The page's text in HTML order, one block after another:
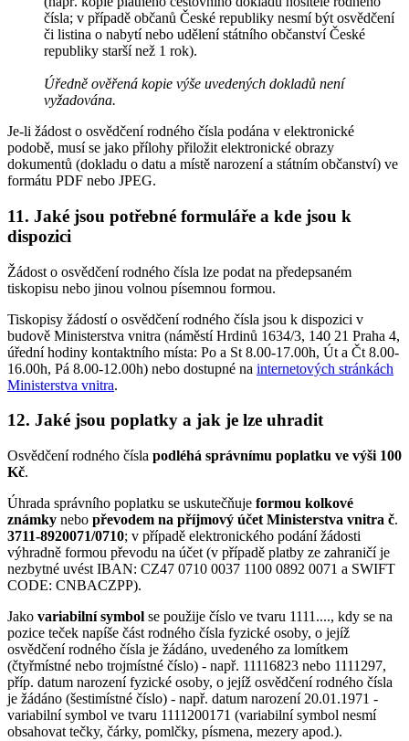
čísla; v případě občanů České republiky nesmí být osvědčení
či listina o nabytí nebo udělení státního občanství České
republiky starší než 1 rok).
Úředně ověřená kopie výše uvedených dokladů není
vyžadována.
Je-li žádost o osvědčení rodného čísla podána v elektronické
podobě, musí se jako přílohy přiložit elektronické obrazy
dokumentů (dokladu o datu a místě narození a státním občanství) ve
formátu PDF nebo JPEG.
11. Jaké jsou potřebné formuláře a kde jsou k
dispozici
Žádost o osvědčení rodného čísla lze podat na předepsaném
tiskopisu nebo jinou volnou písemnou formou.
Tiskopisy žádostí o osvědčení rodného čísla jsou k dispozici v
budově Ministerstva vnitra (náměstí Hrdinů 1634/3, 140 21 Praha 4,
úřední hodiny kontaktního místa: Po a St 8.00-17.00h, Út a Čt 8.00-
16.00h, Pá 8.00-12.00h) nebo dostupné na internetových stránkách
Ministerstva vnitra.
12. Jaké jsou poplatky a jak je lze uhradit
Osvědčení rodného čísla podléhá správnímu poplatku ve výši 100
Kč.
Úhrada správního poplatku se uskutečňuje formou kolkové
známky nebo převodem na příjmový účet Ministerstva vnitra č.
3711-8920071/0710; v případě elektronického podání žádosti
výhradně formou převodu na účet (v případě platby ze zahraničí je
nezbytné uvést IBAN: CZ47 0710 0037 1100 0892 0071 a SWIFT
CODE: CNBACZPP).
Jako variabilní symbol se použije číslo ve tvaru 1111...., kdy se na
pozice teček napíše část rodného čísla fyzické osoby, o jejíž
osvědčení rodného čísla je žádáno, uvedeného za lomítkem
(čtyřmístné nebo trojmístné číslo) - např. 11116823 nebo 1111297,
příp. datum narození fyzické osoby, o jejíž osvědčení rodného čísla
je žádáno (šestimístné číslo) - např. datum narození 20.01.1971 -
variabilní symbol ve tvaru 1111200171 (variabilní symbol nesmí
obsahovat tečky, čárky, pomlčky, písmena, mezery apod.).